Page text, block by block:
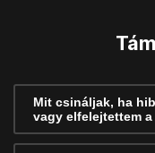
Mit csináljak, ha
vagy elfelejtettem a